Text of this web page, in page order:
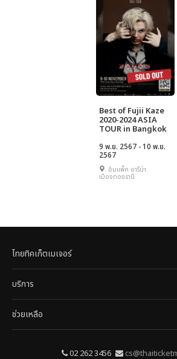
Best of Fujii Kaze
2020-2024 ASIA
TOUR in Bangkok
9 พ.ย. 2567 - 10 พ.ย.
2567
อิมแพ็ค อารีน่า
เมืองทองธานี
ไทยทิคเก็ตเมเจอร์
บริการ
ช่วยเหลือ
02 262 3456